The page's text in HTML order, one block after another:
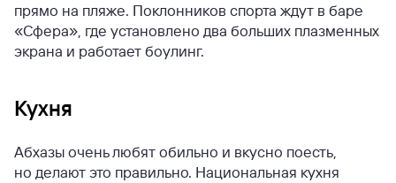
прямо на пляже. Поклонников спорта ждут в баре
«Сфера», где установлено два больших плазменных
экрана и работает боулинг.
Кухня
Абхазы очень любят обильно и вкусно поесть,
но делают это правильно. Национальная кухня